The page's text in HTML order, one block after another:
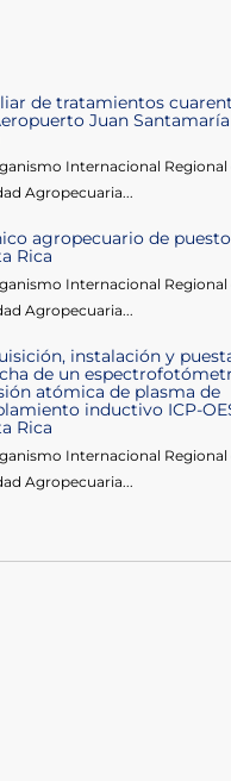
de tratamientos
Juan Santamaría
Internacional Regional
Agropecuaria...
agropecuario de
Rica
Internacional Regional
Agropecuaria...
instalación y
de un
atómica de plasma de
inductivo ICP-
Rica
Internacional Regional
Agropecuaria...